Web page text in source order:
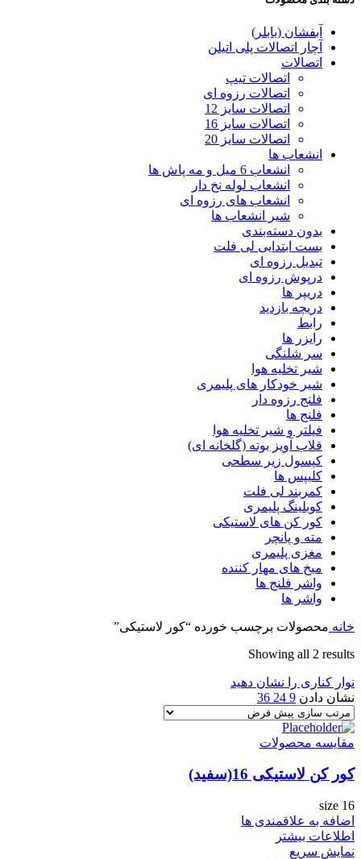
آبفشان (بابلر)
آچار اتصالات پلی اتیلن
اتصالات
اتصالات تیپ
اتصالات رزوه ای
اتصالات سایز 12
اتصالات سایز 16
اتصالات سایز 20
انشعاب ها
انشعاب 6 میل و مه پاش ها
انشعاب لوله نخ دار
انشعاب های رزوه ای
شیر انشعاب ها
بدون دسته‌بندی
بست ابتدایی لی فلت
تبدیل رزوه ای
درپوش رزوه ای
دریپر ها
دریچه بازدید
رابط
رایزر ها
سر شلنگی
شیر تخلیه هوا
شیر خودکار های پلیمری
فلنج رزوه دار
فلنج ها
فیلتر و شیر تخلیه هوا
قلاب آویز بوته (گلخانه ای)
کپسول زیر سطحی
کلیپس ها
کمربند لی فلت
کوبلینگ پلیمری
کور کن های لاستیکی
مته و پانچر
مغزی پلیمری
میخ های مهار کننده
واشر فلنج ها
واشر ها
خانه محصولات برچسب خورده “کور لاستیکی”
Showing all 2 results
نوار کناری را نشان دهید
نشان دادن 9
24
36
مقایسه محصولات
کور کن لاستیکی 16(سفید)
size 16
اضافه به علاقمندی ها
اطلاعات بیشتر
نمایش سریع